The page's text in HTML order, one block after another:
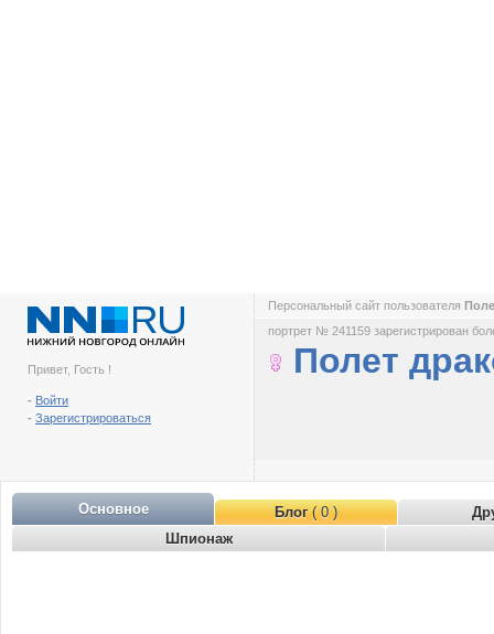
Привет, Гость !
- Войти
- Зарегистрироваться
Персональный сайт пользователя
портрет № 241159 зарегистрирован
Полет
Основное Блог( 0 )
Шпионаж